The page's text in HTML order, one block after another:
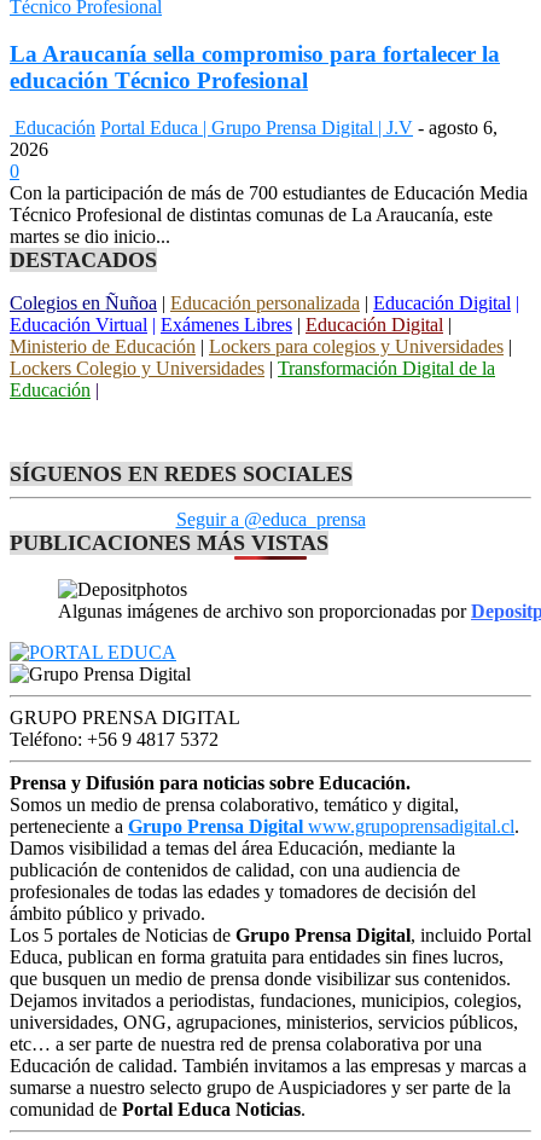
La Araucanía sella compromiso para fortalecer la
educación Técnico Profesional
Educación Portal Educa | Grupo Prensa Digital | J.V - agosto 6,
2026
0
Con la participación de más de 700 estudiantes de Educación Media
Técnico Profesional de distintas comunas de La Araucanía, este
martes se dio inicio...
DESTACADOS
Colegios en Ñuñoa | Educación personalizada | Educación Digital |
Educación Virtual | Exámenes Libres | Educación Digital |
Ministerio de Educación | Lockers para colegios y Universidades |
Lockers Colegio y Universidades | Transformación Digital de la
Educación |
SÍGUENOS EN REDES SOCIALES
Seguir a @educa_prensa
PUBLICACIONES MÁS VISTAS
Algunas imágenes de archivo son proporcionadas por
GRUPO PRENSA DIGITAL
Teléfono: +56 9 4817 5372
Prensa y Difusión para noticias sobre Educación.
Somos un medio de prensa colaborativo, temático y digital,
perteneciente a Grupo Prensa Digital www.grupoprensadigital.cl.
Damos visibilidad a temas del área Educación, mediante la
publicación de contenidos de calidad, con una audiencia de
profesionales de todas las edades y tomadores de decisión del
ámbito público y privado.
Los 5 portales de Noticias de Grupo Prensa Digital, incluido Portal
Educa, publican en forma gratuita para entidades sin fines lucros,
que busquen un medio de prensa donde visibilizar sus contenidos.
Dejamos invitados a periodistas, fundaciones, municipios, colegios,
universidades, ONG, agrupaciones, ministerios, servicios públicos,
etc… a ser parte de nuestra red de prensa colaborativa por una
Educación de calidad. También invitamos a las empresas y marcas a
sumarse a nuestro selecto grupo de Auspiciadores y ser parte de la
comunidad de Portal Educa Noticias.